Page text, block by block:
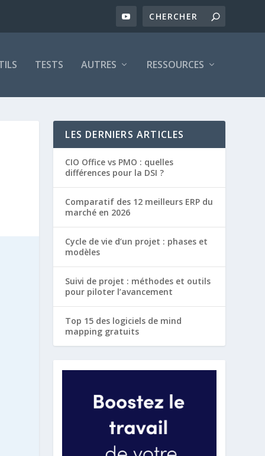
TESTS AUTRES RESSOURCES
LES DERNIERS ARTICLES
CIO Office vs PMO : quelles
différences pour la DSI ?
Comparatif des 12 meilleurs ERP du
marché en 2026
Cycle de vie d’un projet : phases et
modèles
Suivi de projet : méthodes et outils
pour piloter l’avancement
Top 15 des logiciels de mind
mapping gratuits